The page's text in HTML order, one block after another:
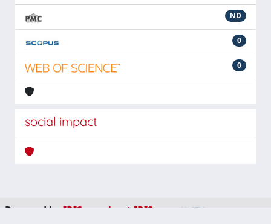
ND
0
0
social impact
Powered by IRIS about IRIS